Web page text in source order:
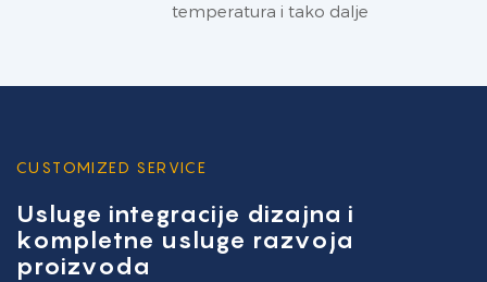
temperatura i tako dalje
CUSTOMIZED SERVICE
Usluge integracije dizajna i
kompletne usluge razvoja
proizvoda